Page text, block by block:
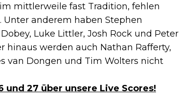
mittlerweile fast Tradition, fehlen
anderem haben Stephen
Luke Littler, Josh Rock und Peter
hinaus werden auch Nathan Rafferty,
van Dongen und Tim Wolters nicht
und 27 über unsere Live Scores!